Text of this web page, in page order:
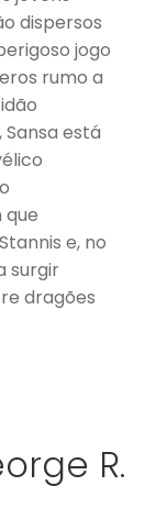
dispersos
jogo
rumo a
está
e, no
surgir
dragões
R.